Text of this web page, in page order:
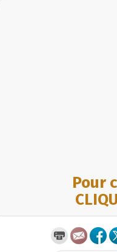
Pour